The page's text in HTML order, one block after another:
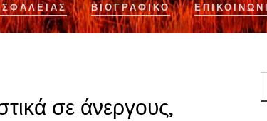
ΒΙΟΓΡΑΦΙΚΌ
σε άνεργους,